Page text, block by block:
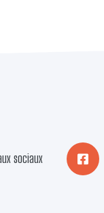
sociaux